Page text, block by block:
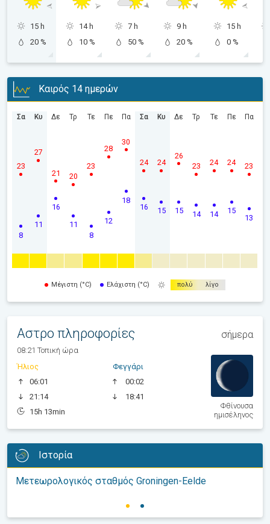
15 h
20 %
14 h
10 %
7 h
50 %
9 h
20 %
15 h
0 %
Καιρός 14 ημερών
Σα
8
23
Κυ
11
27
Δε
16
21
Τρ
11
20
Τε
8
23
Πε
12
28
Πα
18
30
Σα
16
24
Κυ
15
24
Δε
15
26
Τρ
14
23
Τε
14
24
Πε
15
24
Πα
13
23
Μέγιστη (°C) Ελάχιστη (°C) πολύ λίγο
Αστρο πληροφορίες σήμερα
08:21 Τοπική ώρα
Ήλιος
06:01
21:14
15h 13min
Φεγγάρι
00:02
18:41
Φθίνουσα
ημισέληνος
Ιστορία
Μετεωρολογικός σταθμός Groningen-Eelde